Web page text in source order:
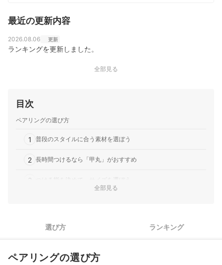
最近の更新内容
2026.08.06 更新
ランキングを更新しました。
全部見る
目次
ペアリングの選び方
1 普段のスタイルに合う素材を選ぼう
2 長時間つけるなら「甲丸」がおすすめ
3 つける指を決めて、サイズを選ぼう
プラチナペアリングの売れ筋ランキングもチェック！
全部見る
選び方 ランキング
ペアリングの選び方